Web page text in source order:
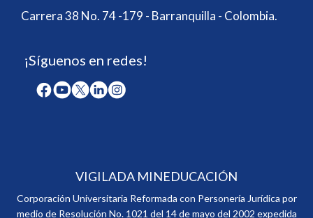
Carrera 38 No. 74 -179 - Barranquilla - Colombia.
¡Síguenos en redes!
VIGILADA MINEDUCACIÓN
Corporación Universitaria Reformada con Personería Jurídica por
medio de Resolución No. 1021 del 14 de mayo del 2002 expedida